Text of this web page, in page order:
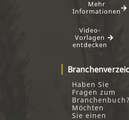
Mehr
Informationen
Video-
Vorlagen
entdecken
Haben Sie
Fragen zum
Möchten
Sie einen